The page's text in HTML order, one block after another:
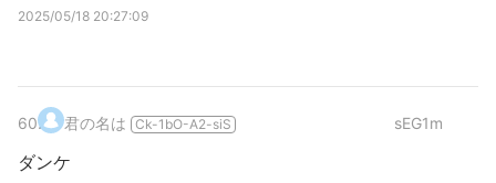
2025/05/18 20:27:09
60. 君の名は Ck-1bO-A2-siS sEG1m
ダンケ